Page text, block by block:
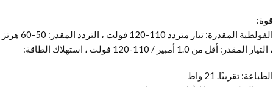
قوة:
الفولطية المقدرة: تيار متردد 110-120 فولت ، التردد المقدر: 50-60 هرتز
، التيار المقدر: أقل من 1.0 أمبير / 110-120 فولت ، استهلاك الطاقة:
الطباعة: تقريبًا. 21 واط